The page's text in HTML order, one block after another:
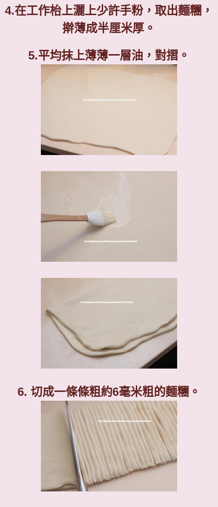
4.在工作枱上灑上少許手粉，取出麵糰，
擀薄成半厘米厚。
5.平均抹上薄薄一層油，對摺。
6. 切成一條條粗約6毫米粗的麵糰。